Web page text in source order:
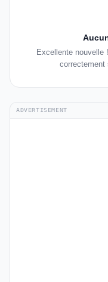
Excellente nouvelle
correctement
ADVERTISEMENT